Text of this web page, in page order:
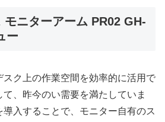
モニターアーム PR02 GH-
ー
スク上の作業空間を効率的に活用で
、昨今のい需要を満たしていま
入することで、モニター自有のス